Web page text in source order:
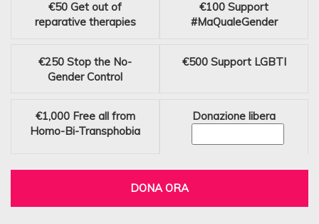
€50 Get out of
reparative therapies
€100 Support
#MaQualeGender
€250 Stop the No-
Gender Control
€500 Support LGBTI
€1,000 Free all from
Homo-Bi-Transphobia
Donazione libera
DONA ORA